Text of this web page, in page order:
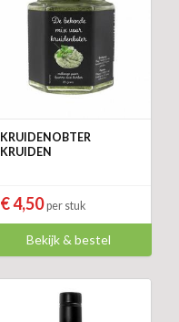
KRUIDENOBTER
KRUIDEN
€ 4,50per stuk
Bekijk & bestel